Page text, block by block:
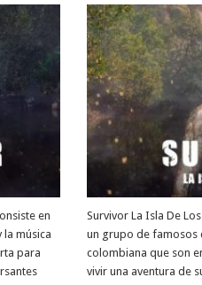
en
música
para
Survivor La Isla De Los
un grupo de famosos
colombiana que son
vivir una aventura de